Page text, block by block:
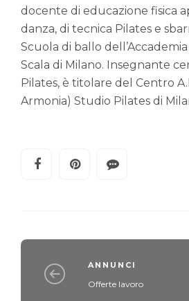
docente di educazione fisica
danza, di tecnica Pilates e
Scuola di ballo
Scala di Milano. Insegnante
Pilates, è titolare del Centro
Armonia) Studio Pilates di
ANNUNCI
Offerte lavoro